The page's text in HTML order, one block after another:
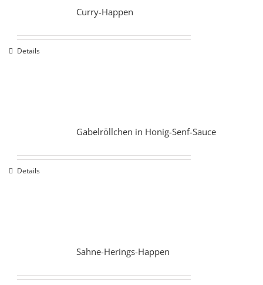
Curry-Happen
Details
Gabelröllchen in Honig-Senf-Sauce
Details
Sahne-Herings-Happen